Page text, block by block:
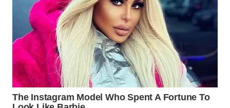
WN
PURWAKARTA
WN
PRIANGAN
TIMUR